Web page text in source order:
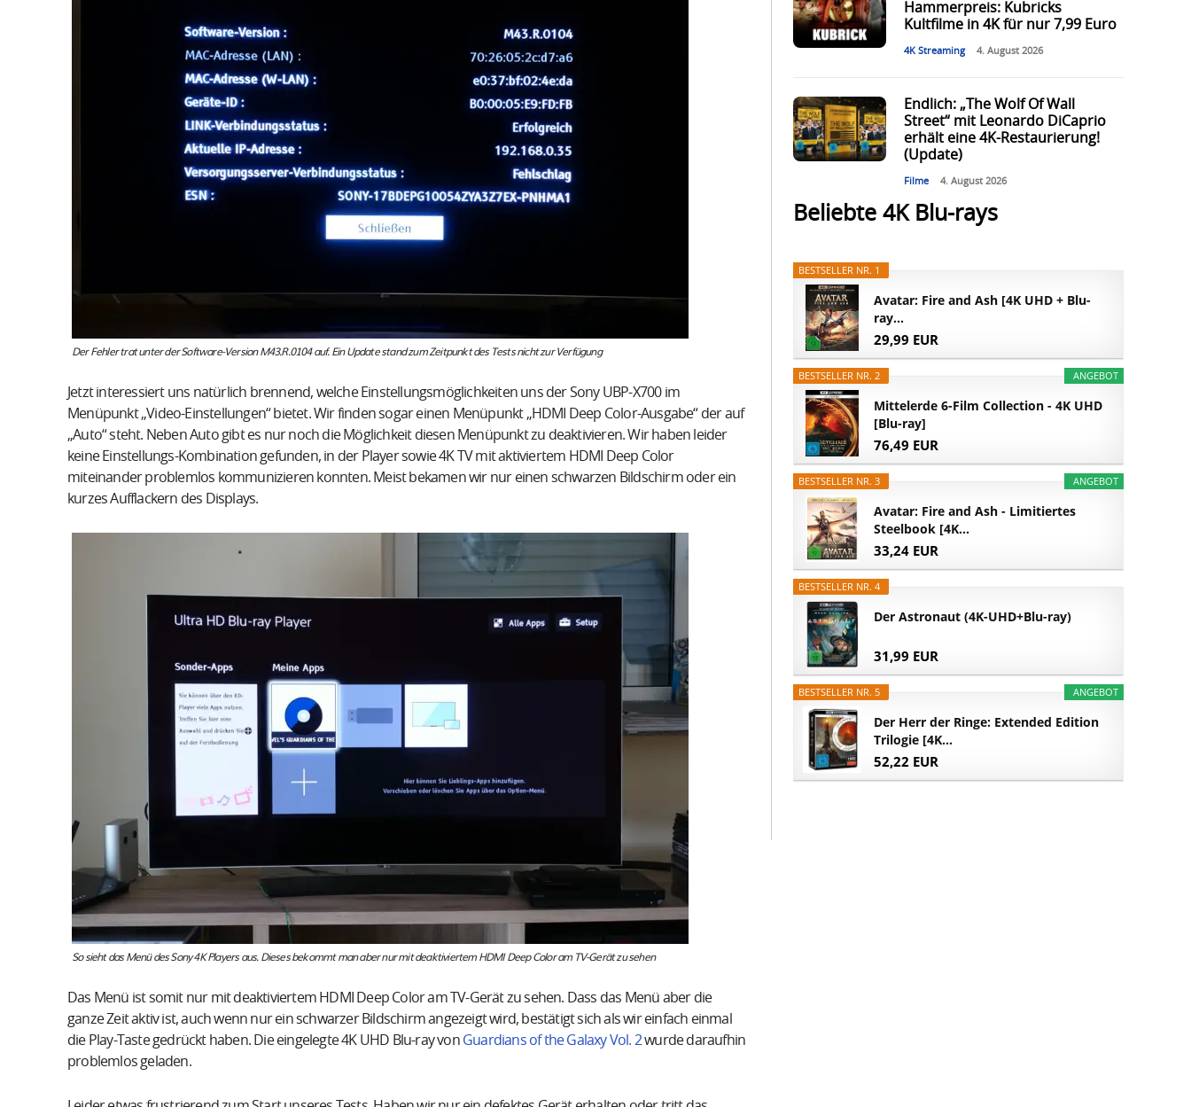
Der Fehler trat unter der Software-Version M43.R.0104 auf. Ein Update stand zum Zeitpunkt des Tests nicht zur Verfügung
Jetzt interessiert uns natürlich brennend, welche Einstellungsmöglichkeiten uns der Sony UBP-X700 im
Menüpunkt „Video-Einstellungen“ bietet. Wir finden sogar einen Menüpunkt „HDMI Deep Color-Ausgabe“ der auf
„Auto“ steht. Neben Auto gibt es nur noch die Möglichkeit diesen Menüpunkt zu deaktivieren. Wir haben leider
keine Einstellungs-Kombination gefunden, in der Player sowie 4K TV mit aktiviertem HDMI Deep Color
miteinander problemlos kommunizieren konnten. Meist bekamen wir nur einen schwarzen Bildschirm oder ein
kurzes Aufflackern des Displays.
So sieht das Menü des Sony 4K Players aus. Dieses bekommt man aber nur mit deaktiviertem HDMI Deep Color am TV-Gerät zu sehen
Das Menü ist somit nur mit deaktiviertem HDMI Deep Color am TV-Gerät zu sehen. Dass das Menü aber die
ganze Zeit aktiv ist, auch wenn nur ein schwarzer Bildschirm angezeigt wird, bestätigt sich als wir einfach einmal
die Play-Taste gedrückt haben. Die eingelegte 4K UHD Blu-ray von Guardians of the Galaxy Vol. 2wurde daraufhin
problemlos geladen.
Hammerpreis: Kubricks
Kultfilme in 4K für nur 7,99 Euro
4K Streaming 4. August 2026
Endlich: „The Wolf Of Wall
Street“ mit Leonardo DiCaprio
erhält eine 4K-Restaurierung!
(Update)
Filme 4. August 2026
Beliebte 4K Blu-rays
BESTSELLER NR. 1
Avatar: Fire and Ash [4K UHD + Blu-
ray...
29,99 EUR
ANGEBOT
BESTSELLER NR. 2
Mittelerde 6-Film Collection - 4K UHD
[Blu-ray]
76,49 EUR
ANGEBOT
BESTSELLER NR. 3
Avatar: Fire and Ash - Limitiertes
Steelbook [4K...
33,24 EUR
BESTSELLER NR. 4
Der Astronaut (4K-UHD+Blu-ray)
31,99 EUR
ANGEBOT
BESTSELLER NR. 5
Der Herr der Ringe: Extended Edition
Trilogie [4K...
52,22 EUR